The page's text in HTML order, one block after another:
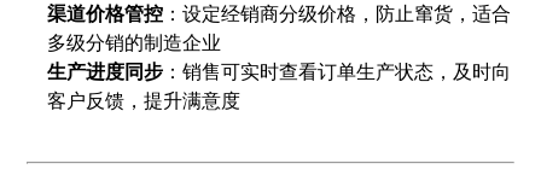
渠道价格管控 ：设定经销商分级价格，防止窜货，适合
多级分销的制造企业
生产进度同步 ：销售可实时查看订单生产状态，及时向
客户反馈，提升满意度